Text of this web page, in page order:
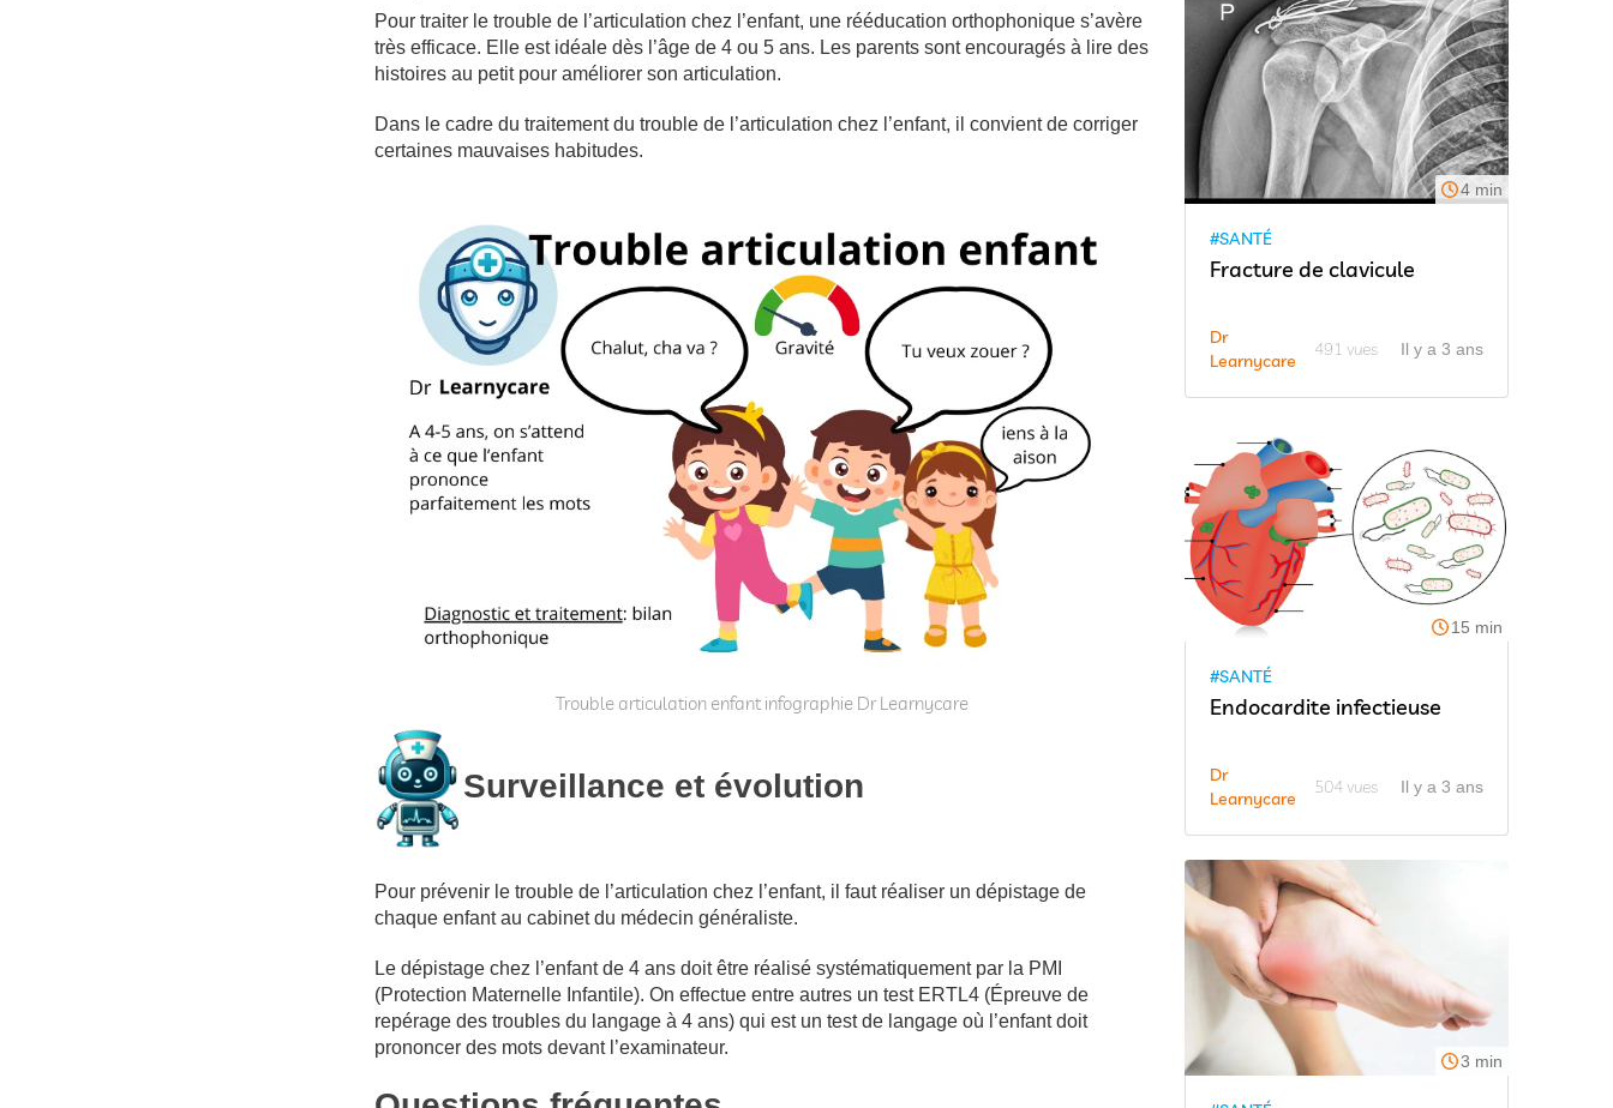
Pour traiter le trouble de l’articulation chez l’enfant, une rééducation orthophonique s’avère
très efficace. Elle est idéale dès l’âge de 4 ou 5 ans. Les parents sont encouragés à lire des
histoires au petit pour améliorer son articulation.
Dans le cadre du traitement du trouble de l’articulation chez l’enfant, il convient de corriger
certaines mauvaises habitudes.
Trouble articulation enfant infographie Dr Learnycare
Surveillance et évolution
Pour prévenir le trouble de l’articulation chez l’enfant, il faut réaliser un dépistage de
chaque enfant au cabinet du médecin généraliste.
Le dépistage chez l’enfant de 4 ans doit être réalisé systématiquement par la PMI
(Protection Maternelle Infantile). On effectue entre autres un test ERTL4 (Épreuve de
repérage des troubles du langage à 4 ans) qui est un test de langage où l’enfant doit
prononcer des mots devant l’examinateur.
4 min
#SANTÉ
Fracture de clavicule
Dr
Learnycare
491 vues Il y a 3 ans
15 min
#SANTÉ
Endocardite infectieuse
Dr
Learnycare
504 vues Il y a 3 ans
3 min